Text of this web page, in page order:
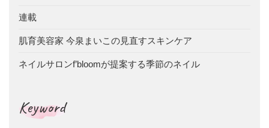
連載
肌育美容家 今泉まいこの見直すスキンケア
ネイルサロンf’bloomが提案する季節のネイル
Keyword